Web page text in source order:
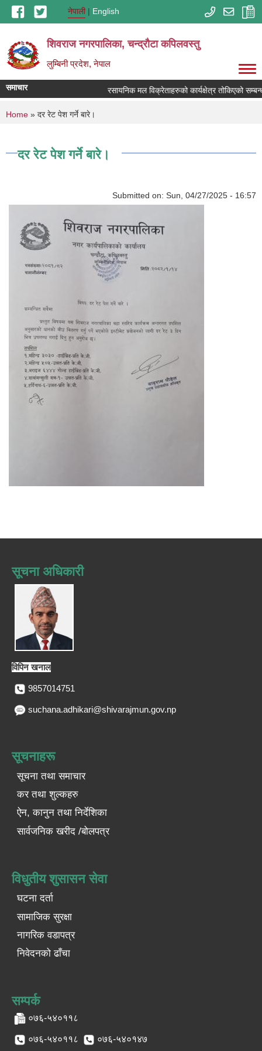
Skip to main contentनेपाली English
शिवराज नगरपालिका, चन्द्राैटा कपिलवस्तु
लुम्बिनी प्रदेश, नेपाल
समाचार रसायनिक मल विक्रेताहरुको कार्यक्षेत्र तोकिएको
You are here
Home » दर रेट पेश गर्ने बारे।
दर रेट पेश गर्ने बारे।
Submitted on: Sun, 04/27/2025 - 16:57
सूचना अधिकारी
विपिन खनाल
9857014751
suchana.adhikari@shivarajmun.gov.np
सूचनाहरू
सूचना तथा समाचार
कर तथा शुल्कहरु
ऐन, कानुन तथा निर्देशिका
सार्वजनिक खरीद /बोलपत्र
विधुतीय शुसासन सेवा
घटना दर्ता
सामाजिक सुरक्षा
नागरिक वडापत्र
निवेदनको ढाँचा
सम्पर्क
०७६-५४०११८
०७६-५४०११८ ०७६-५४०१४७